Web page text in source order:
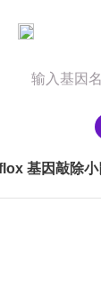
基因敲除小